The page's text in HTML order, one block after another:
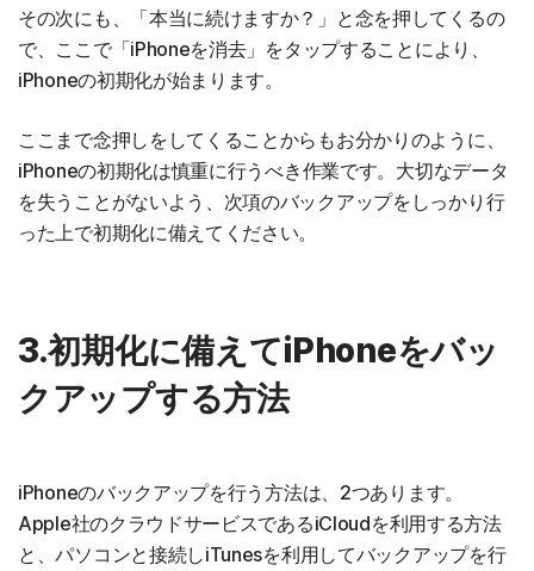
その次にも、「本当に続けますか？」と念を押してくるの
で、ここで「iPhoneを消去」をタップすることにより、
iPhoneの初期化が始まります。
ここまで念押しをしてくることからもお分かりのように、
iPhoneの初期化は慎重に行うべき作業です。大切なデータ
を失うことがないよう、次項のバックアップをしっかり行
った上で初期化に備えてください。
3.初期化に備えてiPhoneをバッ
クアップする方法
iPhoneのバックアップを行う方法は、2つあります。
Apple社のクラウドサービスであるiCloudを利用する方法
と、パソコンと接続しiTunesを利用してバックアップを行